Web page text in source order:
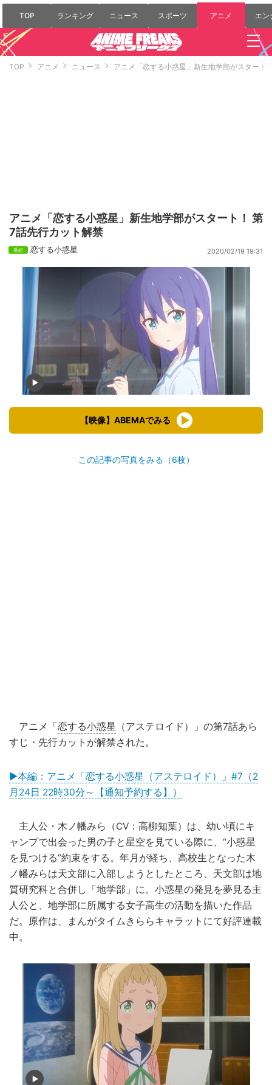
TOP ランキング ニュース スポーツ アニメ エン
TOP アニメ ニュース アニメ「恋する小惑星」新生地学部がスタート
アニメ「恋する小惑星」新生地学部がスタート！ 第
7話先行カット解禁
恋する小惑星 2020/02/19 19:31
【映像】ABEMAでみる
この記事の写真をみる（6枚）
アニメ「恋する小惑星
（アステロイド）」の第7話あら
すじ・先行カットが解禁された。
▶本編：アニメ「恋する小惑星（アステロイド）」#7（2
月24日 22時30分～【通知予約する】）
主人公・木ノ幡みら（CV：高柳知葉）は、幼い頃にキ
ャンプで出会った男の子と星空を見ている際に、“小惑星
を見つける”約束をする。年月が経ち、高校生となった木
ノ幡みらは天文部に入部しようとしたところ、天文部は地
質研究科と合併し「地学部」に。小惑星の発見を夢見る主
人公と、地学部に所属する女子高生の活動を描いた作品
だ。原作は、まんがタイムきららキャラットにて好評連載
中。